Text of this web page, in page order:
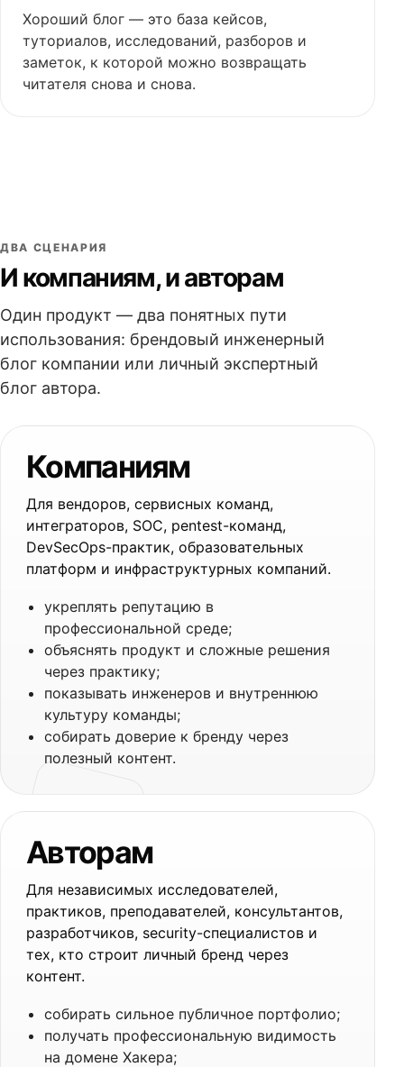
Хороший блог — это база кейсов,
туториалов, исследований, разборов и
заметок, к которой можно возвращать
читателя снова и снова.
ДВА СЦЕНАРИЯ
И компаниям, и авторам
Один продукт — два понятных пути
использования: брендовый инженерный
блог компании или личный экспертный
блог автора.
Компаниям
Для вендоров, сервисных команд,
интеграторов, SOC, pentest-команд,
DevSecOps-практик, образовательных
платформ и инфраструктурных компаний.
укреплять репутацию в
профессиональной среде;
объяснять продукт и сложные решения
через практику;
показывать инженеров и внутреннюю
культуру команды;
собирать доверие к бренду через
полезный контент.
Авторам
Для независимых исследователей,
практиков, преподавателей, консультантов,
разработчиков, security-специалистов и
тех, кто строит личный бренд через
контент.
собирать сильное публичное портфолио;
получать профессиональную видимость
на домене Хакера;